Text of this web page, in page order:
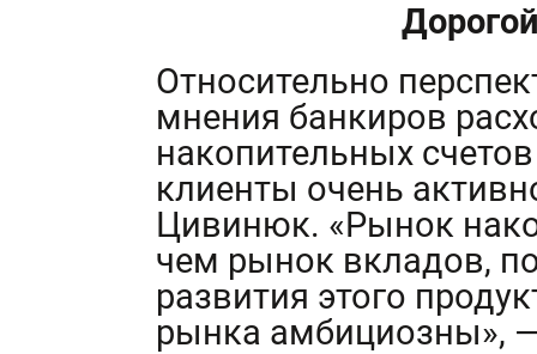
Относительно
мнения банкиров
накопительных
клиенты очень
Цивинюк. «Рынок
чем рынок вкладов,
развития этого
рынка амбициозны»,